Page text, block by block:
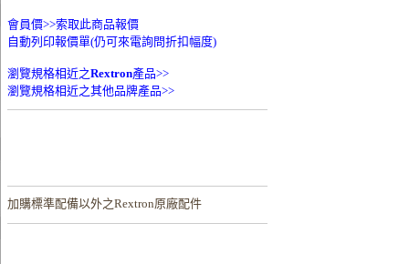
會員價>>索取此商品報價
自動列印報價單(仍可來電詢問折扣幅度)
瀏覽規格相近之Rextron產品>>
瀏覽規格相近之其他品牌產品>>
加購標準配備以外之Rextron原廠配件